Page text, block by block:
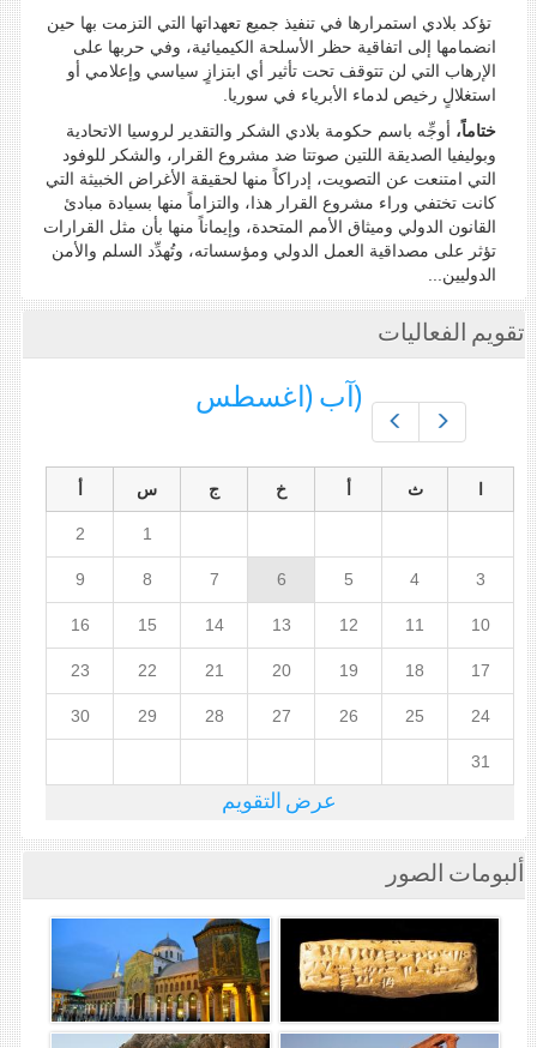
تؤكد بلادي استمرارها في تنفيذ جميع تعهداتها التي التزمت بها حين
انضمامها إلى اتفاقية حظر الأسلحة الكيميائية، وفي حربها على
الإرهاب التي لن تتوقف تحت تأثير أي ابتزازٍ سياسي وإعلامي أو
استغلالٍ رخيص لدماء الأبرياء في سوريا.
ختاماً، أوجِّه باسم حكومة بلادي الشكر والتقدير لروسيا الاتحادية
وبوليفيا الصديقة اللتين صوتتا ضد مشروع القرار، والشكر للوفود
التي امتنعت عن التصويت، إدراكاً منها لحقيقة الأغراض الخبيثة التي
كانت تختفي وراء مشروع القرار هذا، والتزاماً منها بسيادة مبادئ
القانون الدولي وميثاق الأمم المتحدة، وإيماناً منها بأن مثل القرارات
تؤثر على مصداقية العمل الدولي ومؤسساته، وتُهدِّد السلم والأمن
الدوليين...
تقويم الفعاليات
(آب (اغسطس
ث خ ج س
1
2
3
4
5
6
7
8
9
10
11
12
13
14
15
16
17
18
19
20
21
22
23
24
25
26
27
28
29
30
31
عرض التقويم
ألبومات الصور